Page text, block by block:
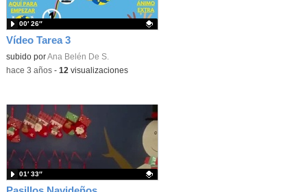
Vídeo Tarea 3
Contenido educativo.
subido porAna Belén De S.
00′ 26″
-hace 3 años- 12 visualizaciones
01′ 33″